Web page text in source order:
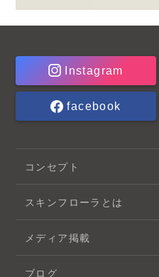
Instagram
facebook
コンセプト
スキンフローラとは
メディア掲載
ブログ